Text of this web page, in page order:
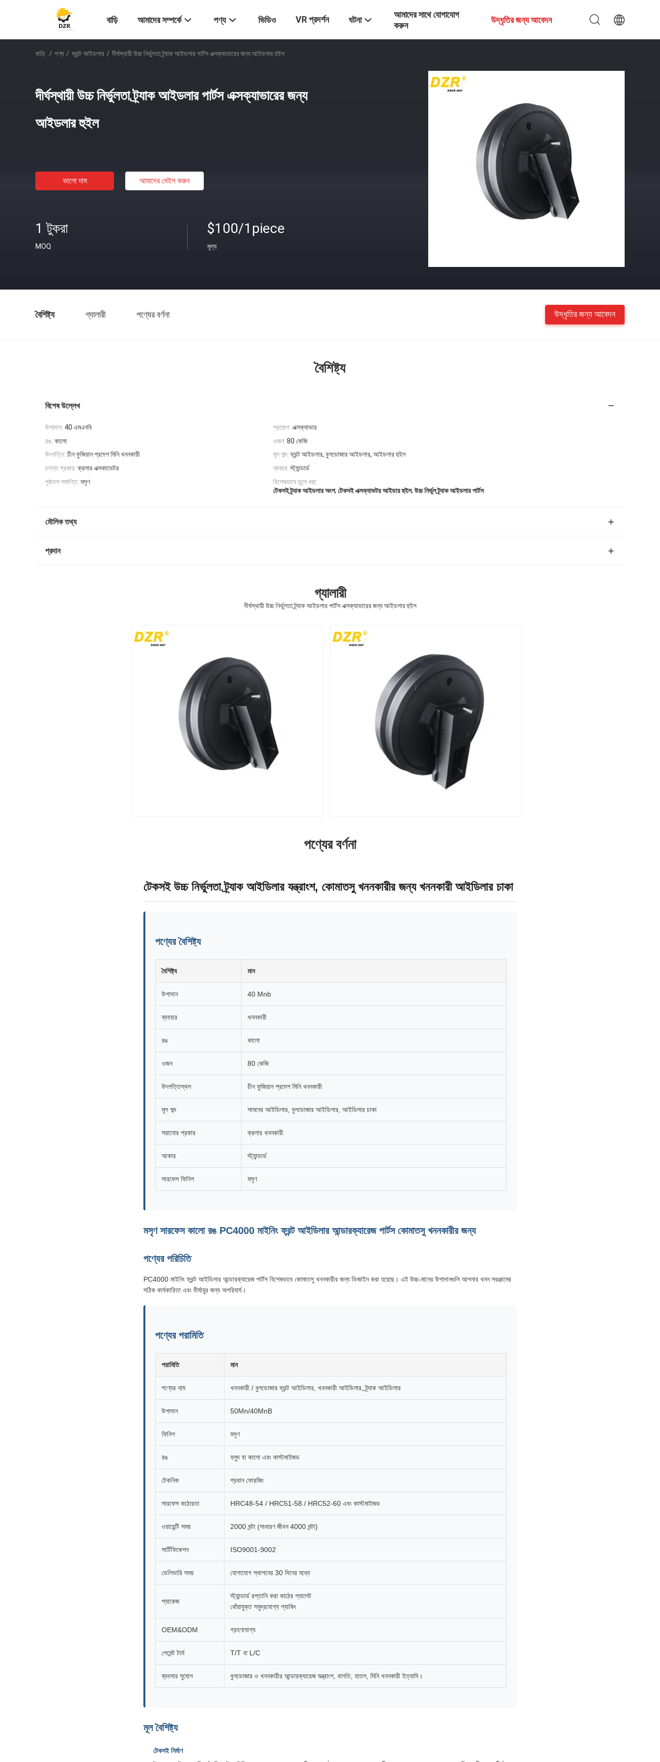
বাড়ি আমাদের সম্পর্কে পণ্য ভিডিও VR প্রদর্শন ঘটনা
আমাদের সাথে যোগাযোগ
করুন
উদ্ধৃতির জন্য আবেদন
বাড়ি / পণ্য / ফ্রন্ট আইডলার / দীর্ঘস্থায়ী উচ্চ নির্ভুলতা ট্র্যাক আইডলার পার্টস এক্সক্যাভারের জন্য আইডলার হুইল
দীর্ঘস্থায়ী উচ্চ নির্ভুলতা ট্র্যাক আইডলার পার্টস এক্সক্যাভারের জন্য
আইডলার হুইল
ভালো দাম আমাদের মেইল ​​করুন
1 টুকরা
MOQ
$100/1piece
মূল্য
বৈশিষ্ট্য গ্যালারী পণ্যের বর্ণনা উদ্ধৃতির জন্য আবেদন
বৈশিষ্ট্য
বিশেষ উল্লেখ
উপাদান: 40 এমএনবি প্রয়োগ: এক্সক্যাভার
রঙ: কালো ওজন: 80 কেজি
উৎপত্তি: চীন ফুজিয়ান প্রদেশ মিনি খননকারী মূল শব্দ: ফ্রন্ট আইডলার, বুলডোজার আইডলার, আইডলার হুইল
চলন্ত প্রকার: ক্রলার এক্সকাভেটর আকার: স্ট্যান্ডার্ড
পৃষ্ঠতল সমাপ্তি: মসৃণ
বিশেষভাবে তুলে ধরা:
টেকসই ট্র্যাক আইডলার অংশ, টেকসই এক্সক্যাভটর আইডার হুইল, উচ্চ নির্ভুল ট্র্যাক আইডলার পার্টস
মৌলিক তথ্য
প্রদান
গ্যালারী
দীর্ঘস্থায়ী উচ্চ নির্ভুলতা ট্র্যাক আইডলার পার্টস এক্সক্যাভারের জন্য আইডলার হুইল
পণ্যের বর্ণনা
টেকসই উচ্চ নির্ভুলতা ট্র্যাক আইডিলার যন্ত্রাংশ, কোমাতসু খননকারীর জন্য খননকারী আইডিলার চাকা
পণ্যের বৈশিষ্ট্য
বৈশিষ্ট্য মান
উপাদান 40 Mnb
ব্যবহার খননকারী
রঙ কালো
ওজন 80 কেজি
উৎপত্তিস্থল চীন ফুজিয়ান প্রদেশ মিনি খননকারী
মূল শব্দ সামনের আইডিলার, বুলডোজার আইডিলার, আইডিলার চাকা
সরানোর প্রকার ক্রলার খননকারী
আকার স্ট্যান্ডার্ড
সারফেস ফিনিশ মসৃণ
মসৃণ সারফেস কালো রঙ PC4000 মাইনিং ফ্রন্ট আইডিলার আন্ডারক্যারেজ পার্টস কোমাতসু খননকারীর জন্য
পণ্যের পরিচিতি
PC4000 মাইনিং ফ্রন্ট আইডিলার আন্ডারক্যারেজ পার্টস বিশেষভাবে কোমাতসু খননকারীর জন্য ডিজাইন করা হয়েছে। এই উচ্চ-মানের উপাদানগুলি আপনার খনন সরঞ্জামের
সঠিক কার্যকারিতা এবং দীর্ঘায়ুর জন্য অপরিহার্য।
পণ্যের পরামিতি
পরামিতি মান
পণ্যের নাম খননকারী / বুলডোজার ফ্রন্ট আইডিলার, খননকারী আইডিলার, ট্র্যাক আইডিলার
উপাদান 50Mn/40MnB
ফিনিশ মসৃণ
রঙ হলুদ বা কালো এবং কাস্টমাইজড
টেকনিক প্রধান ফোরজিং
সারফেস কঠোরতা HRC48-54 / HRC51-58 / HRC52-60 এবং কাস্টমাইজড
ওয়ারেন্টি সময় 2000 ঘন্টা (সাধারণ জীবন 4000 ঘন্টা)
সার্টিফিকেশন ISO9001-9002
ডেলিভারি সময় যোগাযোগ স্থাপনের 30 দিনের মধ্যে
প্যাকেজ
স্ট্যান্ডার্ড রপ্তানি করা কাঠের প্যালেট
ধোঁয়াযুক্ত সমুদ্রযোগ্য প্যাকিং
OEM&ODM গ্রহণযোগ্য
পেমেন্ট টার্ম T/T বা L/C
ব্যবসার সুযোগ বুলডোজার ও খননকারীর আন্ডারক্যারেজ যন্ত্রাংশ, বালতি, হাতল, মিনি খননকারী ইত্যাদি।
মূল বৈশিষ্ট্য
টেকসই নির্মাণ